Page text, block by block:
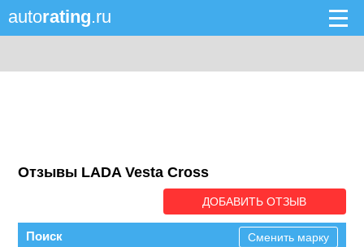
autorating.ru
Отзывы LADA Vesta Cross
ДОБАВИТЬ ОТЗЫВ
Поиск Сменить марку